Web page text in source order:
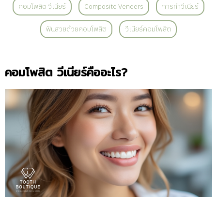
คอมโพสิต วีเนียร์ Composite Veneers การทำวีเนียร์
ฟันสวยด้วยคอมโพสิต วีเนียร์คอมโพสิต
คอมโพสิต วีเนียร์คืออะไร?